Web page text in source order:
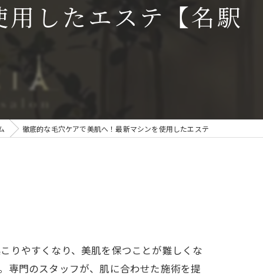
したエステ【名駅
徹底的な毛穴ケアで美肌へ！最新マシンを使用したエステ
りやすくなり、美肌を保つことが難しくな
専門のスタッフが、肌に合わせた施術を提